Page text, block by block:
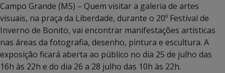
Campo Grande (MS) – Quem visitar a galeria de artes
visuais, na praça da Liberdade, durante o 20º Festival de
Inverno de Bonito, vai encontrar manifestações artísticas
nas áreas da fotografia, desenho, pintura e escultura. A
exposição ficará aberta ao público no dia 25 de julho das
16h às 22h e do dia 26 a 28 julho das 10h às 22h.